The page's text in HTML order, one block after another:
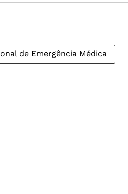
de Emergência Médica